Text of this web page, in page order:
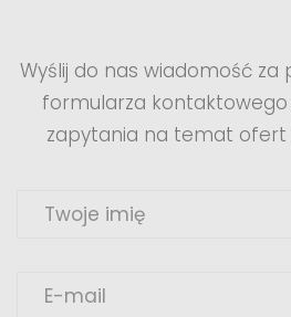
Wyślij do nas wiadomość
formularza kontaktowego
zapytania na temat ofert